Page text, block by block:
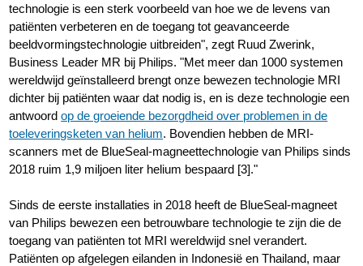
technologie is een sterk voorbeeld van hoe we de levens van
patiënten verbeteren en de toegang tot geavanceerde
beeldvormingstechnologie uitbreiden", zegt Ruud Zwerink,
Business Leader MR bij Philips. "Met meer dan 1000 systemen
wereldwijd geïnstalleerd brengt onze bewezen technologie MRI
dichter bij patiënten waar dat nodig is, en is deze technologie een
antwoordop de groeiende bezorgdheid over problemen in de
toeleveringsketen van helium. Bovendien hebben de MRI-
scanners met de BlueSeal-magneettechnologie van Philips sinds
2018 ruim 1,9 miljoen liter helium bespaard [3]."
Sinds de eerste installaties in 2018 heeft de BlueSeal-magneet
van Philips bewezen een betrouwbare technologie te zijn die de
toegang van patiënten tot MRI wereldwijd snel verandert.
Patiënten op afgelegen eilanden in Indonesië en Thailand, maar